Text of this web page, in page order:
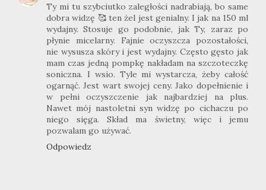
Ty mi tu szybciutko zaległości nadrabiają, bo same
dobra widzę 🥰 ten żel jest genialny. I jak na 150 ml
wydajny. Stosuje go podobnie, jak Ty, zaraz po
płynie micelarny. Fajnie oczyszcza pozostałości,
nie wysusza skóry i jest wydajny. Często gęsto jak
mam czas jedną pompkę nakładam na szczoteczkę
soniczna. I wsio. Tyle mi wystarcza, żeby całość
ogarnąć. Jest wart swojej ceny. Jako dopełnienie i
w pełni oczyszczenie jak najbardziej na plus.
Nawet mój nastoletni syn widzę po cichaczu po
niego sięga. Skład ma świetny, więc i jemu
pozwalam go używać.
Odpowiedz